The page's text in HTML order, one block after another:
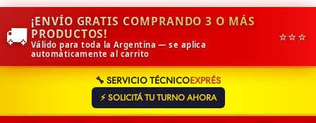
🚚¡ENVÍO GRATIS COMPRANDO 3 O MÁS
PRODUCTOS!
Válido para toda la Argentina — se aplica
automáticamente al carrito
⭐⭐⭐
🔧 SERVICIO TÉCNICOEXPRÉS
⚡ SOLICITÁ TU TURNO AHORA